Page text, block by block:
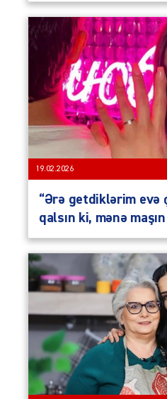
19.02.2026
“Ərə getdiklərim evə
qalsın ki, mənə